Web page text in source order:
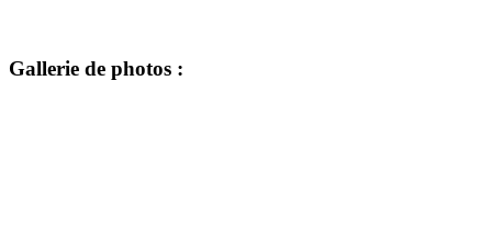
Gallerie de photos :